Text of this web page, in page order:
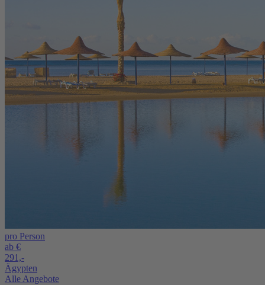
pro Person
ab €
291,-
Ägypten
Alle Angebote